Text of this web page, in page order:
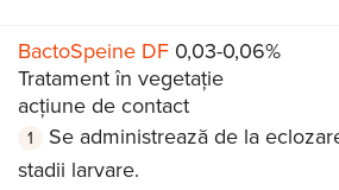
BactoSpeine DF 0,03-0,06%
Tratament în vegetație
acțiune de contact
Se administrează de la
stadii larvare.